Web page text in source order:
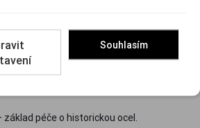
hodí
základ péče o historickou ocel.
Souhlasím